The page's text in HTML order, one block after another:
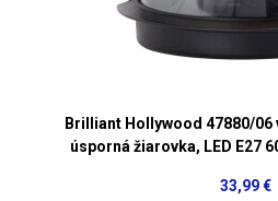
Brilliant Hollywood 47880/
úsporná žiarovka, LED E27
33,99 €